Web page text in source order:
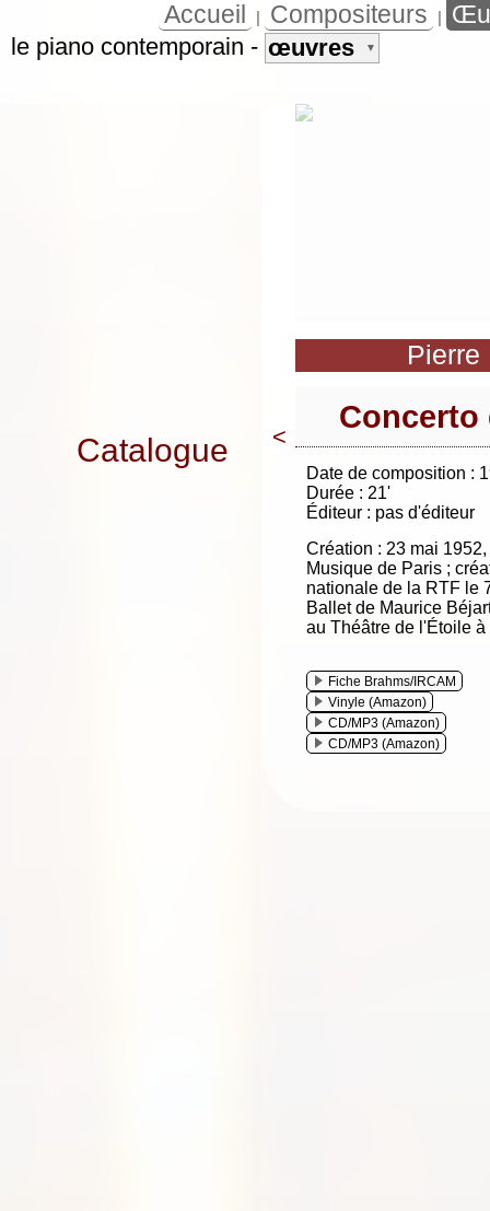
Accueil Compositeurs
Catalogue <
Pierre
Concerto
Date de composition :
Durée : 21'
Éditeur : pas d'éditeur
Création : 23 mai
Musique de Paris ;
nationale de la RTF le
Ballet de Maurice
au Théâtre de l'Étoile à
Fiche Brahms/IRCAM
Vinyle (Amazon)
CD/MP3 (Amazon)
CD/MP3 (Amazon)
le piano contemporain - œuvres ▼